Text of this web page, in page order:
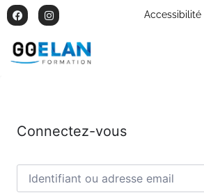
Accessibilité
Connectez-vous